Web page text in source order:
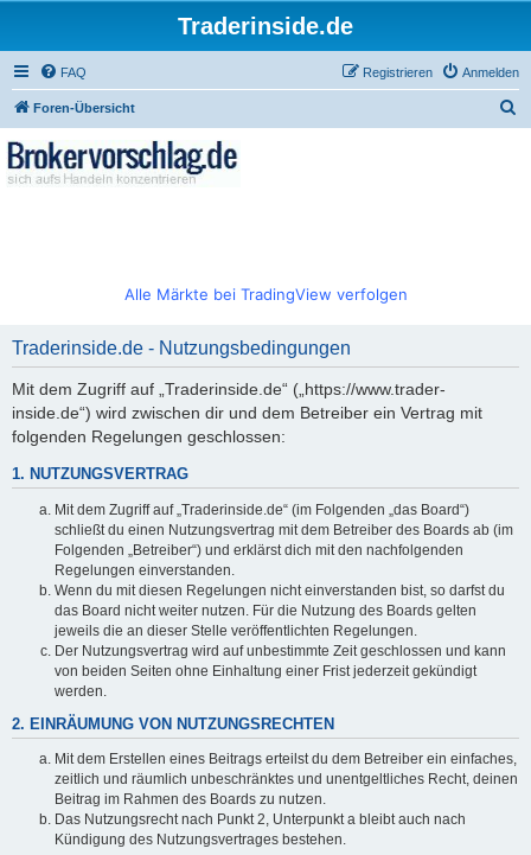
Traderinside.de
FAQ Anmelden
Registrieren
Foren-Übersicht
Alle Märkte bei TradingView verfolgen
Traderinside.de - Nutzungsbedingungen
Mit dem Zugriff auf „Traderinside.de“ („https://www.trader-
inside.de“) wird zwischen dir und dem Betreiber ein Vertrag mit
folgenden Regelungen geschlossen:
1. NUTZUNGSVERTRAG
Mit dem Zugriff auf „Traderinside.de“ (im Folgenden „das Board“)
schließt du einen Nutzungsvertrag mit dem Betreiber des Boards ab (im
Folgenden „Betreiber“) und erklärst dich mit den nachfolgenden
Regelungen einverstanden.
Wenn du mit diesen Regelungen nicht einverstanden bist, so darfst du
das Board nicht weiter nutzen. Für die Nutzung des Boards gelten
jeweils die an dieser Stelle veröffentlichten Regelungen.
Der Nutzungsvertrag wird auf unbestimmte Zeit geschlossen und kann
von beiden Seiten ohne Einhaltung einer Frist jederzeit gekündigt
werden.
2. EINRÄUMUNG VON NUTZUNGSRECHTEN
Mit dem Erstellen eines Beitrags erteilst du dem Betreiber ein einfaches,
zeitlich und räumlich unbeschränktes und unentgeltliches Recht, deinen
Beitrag im Rahmen des Boards zu nutzen.
Das Nutzungsrecht nach Punkt 2, Unterpunkt a bleibt auch nach
Kündigung des Nutzungsvertrages bestehen.